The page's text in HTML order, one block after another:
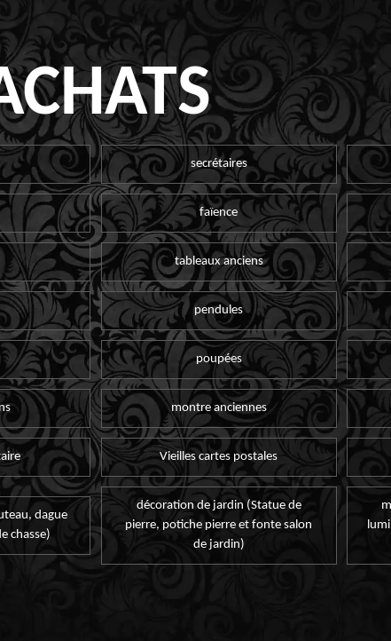
secrétaires
faïence
tableaux anciens
pendules
poupées
montre anciennes
Vieilles cartes postales
dague
chasse)
décoration de jardin (Statue de
pierre, potiche pierre et fonte salon
de jardin)